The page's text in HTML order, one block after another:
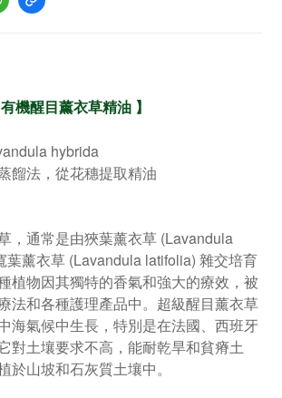
有機醒目薰衣草精油 】
hybrida
餾法，從花穗提取精油
，通常是由狹葉薰衣草 (Lavandula
葉薰衣草 (Lavandula latifolia) 雜交培育
植物因其獨特的香氣和強大的療效，被
法和各種護理產品中。超級醒目薰衣草
海氣候中生長，特別是在法國、西班牙
對土壤要求不高，能耐乾旱和貧瘠土
於山坡和石灰質土壤中。